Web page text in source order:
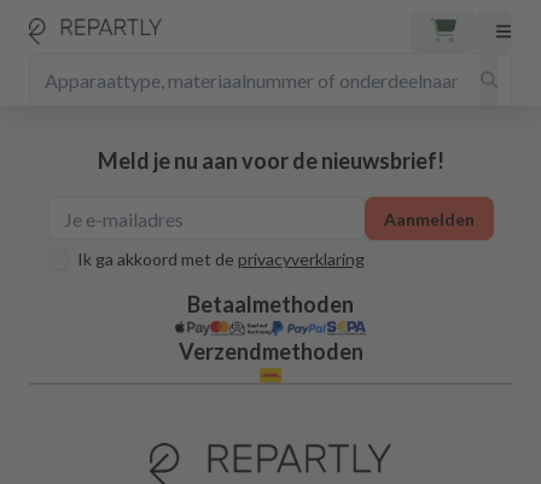
Meld je nu aan voor de nieuwsbrief!
Ik ga akkoord met de privacyverklaring
Aanmelden
Betaalmethoden
Verzendmethoden